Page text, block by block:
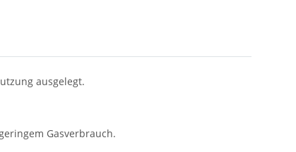
ausgelegt.
Gasverbrauch.